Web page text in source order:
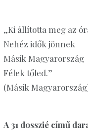
„Ki állította meg az
Nehéz idők jönnek
Másik Magyarország
Félek tőled.”
(Másik
A 31 dosszié című